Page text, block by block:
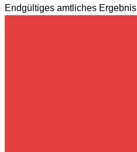
Endgültiges amtliches Ergebnis